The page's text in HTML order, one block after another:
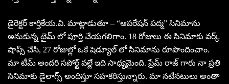
డైరెక్టర్ కార్తికేయ.వి. మాట్లాడుతూ – “ఆపరేషన్ పద్మ” సినిమాను
అనుకున్న టైమ్ లో పూర్తి చేయగలిగాం. 18 రోజులు ఈ సినిమాకు వర్క్
షాప్స్ చేసి, 27 రోజుల్లో ఒకే షెడ్యూల్ లో సినిమాను రూపొందించాం.
మా టీమ్ అందరి సపోర్ట్ వల్లే ఇది సాధ్యమైంది. ప్రేమ్ రాజ్ గారు నా ప్రతి
సినిమాకు డైలాగ్స్ అందిస్తూ సహకరిస్తున్నారు. మా నటీనటులు అంతా